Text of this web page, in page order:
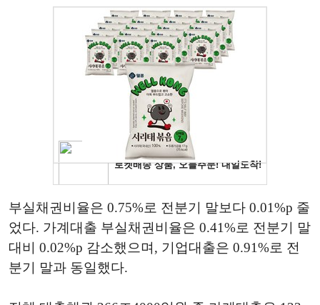
부실채권비율은 0.75%로 전분기 말보다 0.01%p 줄
었다. 가계대출 부실채권비율은 0.41%로 전분기 말
대비 0.02%p 감소했으며, 기업대출은 0.91%로 전
분기 말과 동일했다.